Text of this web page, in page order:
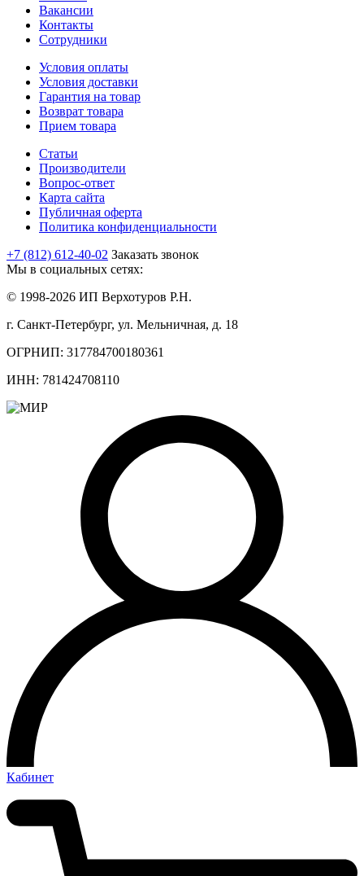
Вакансии
Контакты
Сотрудники
Условия оплаты
Условия доставки
Гарантия на товар
Возврат товара
Прием товара
Статьи
Производители
Вопрос-ответ
Карта сайта
Публичная оферта
Политика конфиденциальности
+7 (812) 612-40-02 Заказать звонок
Мы в социальных сетях:
© 1998-2026 ИП Верхотуров Р.Н.
г. Санкт-Петербург, ул. Мельничная, д. 18
ОГРНИП: 317784700180361
ИНН: 781424708110
Кабинет